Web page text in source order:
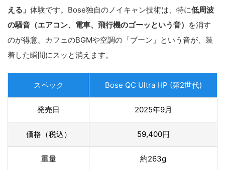
える」 体験です。Bose独自のノイキャン技術は、特に低周波
の騒音（エアコン、電車、飛行機のゴーッという音） を消す
のが得意。カフェのBGMや空調の「ブーン」という音が、装
着した瞬間にスッと消えます。
スペック Bose QC Ultra HP (第2世代)
発売日 2025年9月
価格（税込） 59,400円
重量 約263g